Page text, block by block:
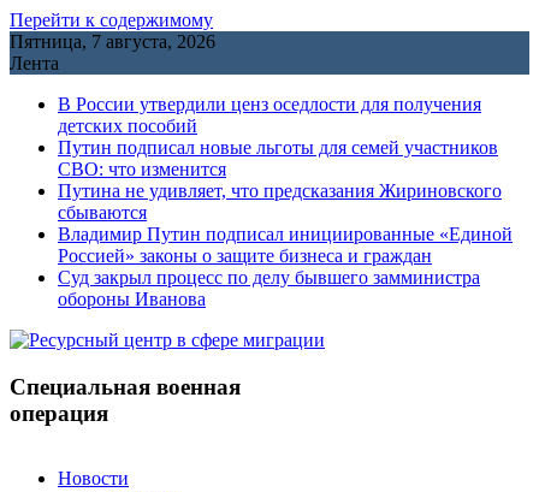
Перейти к содержимому
Пятница, 7 августа, 2026
Лента
В России утвердили ценз оседлости для получения
детских пособий
Путин подписал новые льготы для семей участников
СВО: что изменится
Путина не удивляет, что предсказания Жириновского
сбываются
Владимир Путин подписал инициированные «Единой
Россией» законы о защите бизнеса и граждан
Cуд закрыл процесс по делу бывшего замминистра
обороны Иванова
Специальная военная
операция
Новости